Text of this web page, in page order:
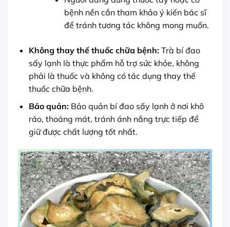
bệnh nền cần tham khảo ý kiến bác sĩ
để tránh tương tác không mong muốn.
Không thay thế thuốc chữa bệnh:Trà bí đao
sấy lạnh là thực phẩm hỗ trợ sức khỏe, không
phải là thuốc và không có tác dụng thay thế
thuốc chữa bệnh.
Bảo quản:Bảo quản bí đao sấy lạnh ở nơi khô
ráo, thoáng mát, tránh ánh nắng trực tiếp để
giữ được chất lượng tốt nhất.